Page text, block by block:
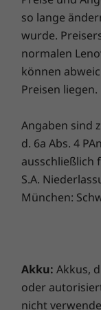
Die technischen
Vergleichen
Sämtliches
einmal
Erlebnis
Service
erstklassigen
so lange
wurde.
normalen
können
Preisen liegen.
Angaben sind
d. 6a Abs. 4
ausschließlich
S.A.
München:
Akku: Akkus,
oder
nicht